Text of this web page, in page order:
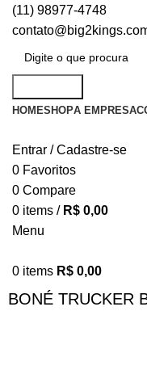
(11) 98977-4748
HOMESHOPA EMPRESA
Entrar / Cadastre-se
0 Favoritos
0 Compare
0 items / R$ 0,00
Menu
0 items R$ 0,00
BONÉ TRUCKER